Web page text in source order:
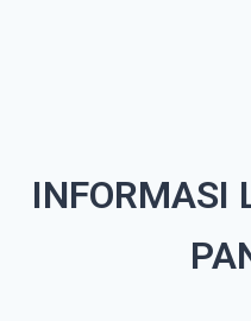
INFORMASI